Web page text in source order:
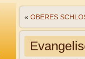
« OBERES